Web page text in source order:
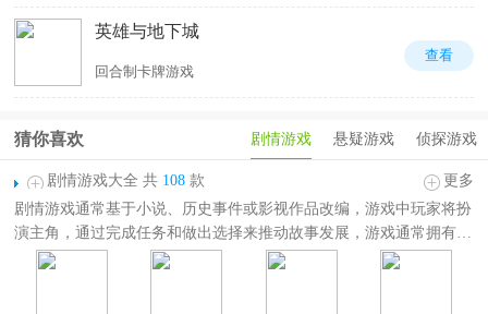
英雄与地下城
回合制卡牌游戏
查看
剧情游戏 悬疑游戏 侦探游戏
猜你喜欢
剧情游戏大全 共 108 款
更多
剧情游戏通常基于小说、历史事件或影视作品改编，游戏中玩家将扮
演主角，通过完成任务和做出选择来推动故事发展，游戏通常拥有多
种结局。这些游戏的故事情节绝对是让你欲罢不能的绝佳选择。那